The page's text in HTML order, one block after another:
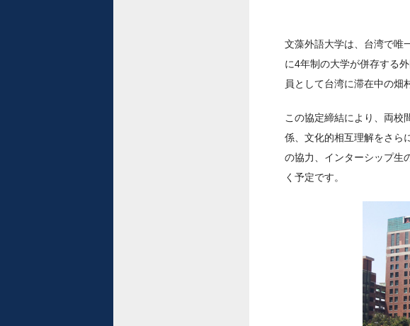
文藻外語大学は、台湾で唯
に4年制の大学が併存する
員として台湾に滞在中の畑
この協定締結により、両校
係、文化的相互理解をさら
の協力、インターシップ生
く予定です。